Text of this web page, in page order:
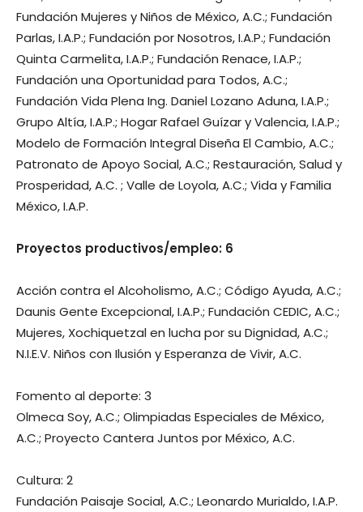
Fundación Mujeres y Niños de México, A.C.; Fundación
Parlas, I.A.P.; Fundación por Nosotros, I.A.P.; Fundación
Quinta Carmelita, I.A.P.; Fundación Renace, I.A.P.;
Fundación una Oportunidad para Todos, A.C.;
Fundación Vida Plena Ing. Daniel Lozano Aduna, I.A.P.;
Grupo Altía, I.A.P.; Hogar Rafael Guízar y Valencia, I.A.P.;
Modelo de Formación Integral Diseña El Cambio, A.C.;
Patronato de Apoyo Social, A.C.; Restauración, Salud y
Prosperidad, A.C. ; Valle de Loyola, A.C.; Vida y Familia
México, I.A.P.
Proyectos productivos/empleo: 6
Acción contra el Alcoholismo, A.C.; Código Ayuda, A.C.;
Daunis Gente Excepcional, I.A.P.; Fundación CEDIC, A.C.;
Mujeres, Xochiquetzal en lucha por su Dignidad, A.C.;
N.I.E.V. Niños con Ilusión y Esperanza de Vivir, A.C.
Fomento al deporte: 3
Olmeca Soy, A.C.; Olimpiadas Especiales de México,
A.C.; Proyecto Cantera Juntos por México, A.C.
Cultura: 2
Fundación Paisaje Social, A.C.; Leonardo Murialdo, I.A.P.